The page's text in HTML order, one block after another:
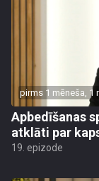
pirms 1 mēneša, 1
Apbedīšanas
atklāti par
19. epizode